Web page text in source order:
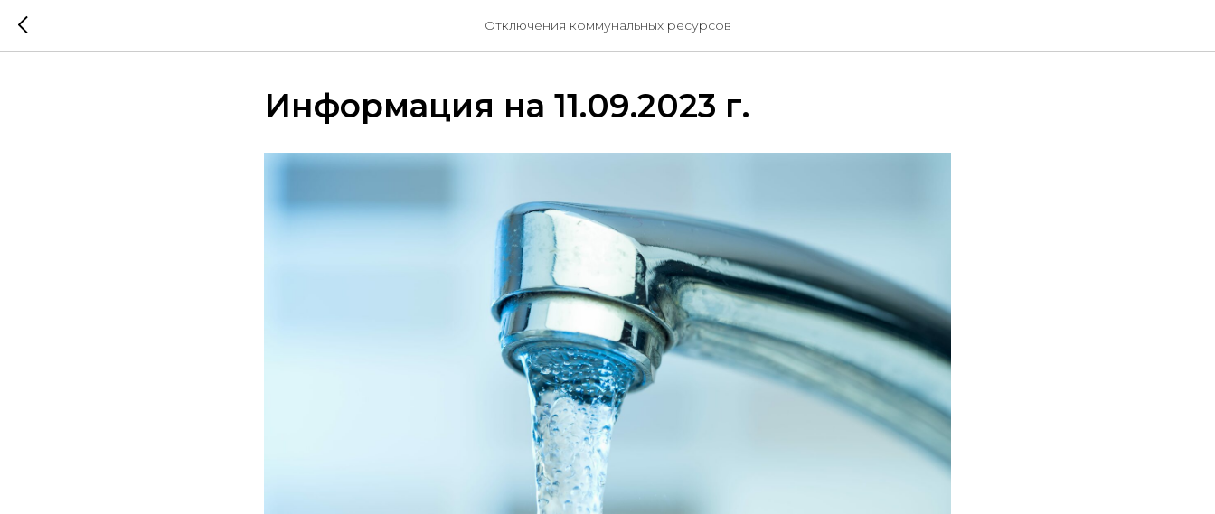
Отключения коммунальных ресурсов
Информация на 11.09.2023 г.